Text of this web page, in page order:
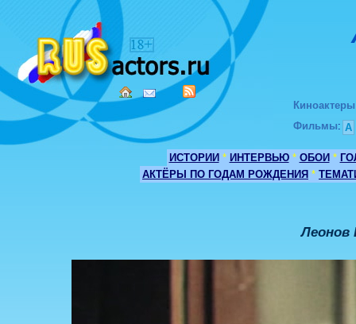
Киноактеры
Фильмы: А
ИСТОРИИ * ИНТЕРВЬЮ * ОБОИ *
АКТЁРЫ ПО ГОДАМ РОЖДЕНИЯ *
Леонов